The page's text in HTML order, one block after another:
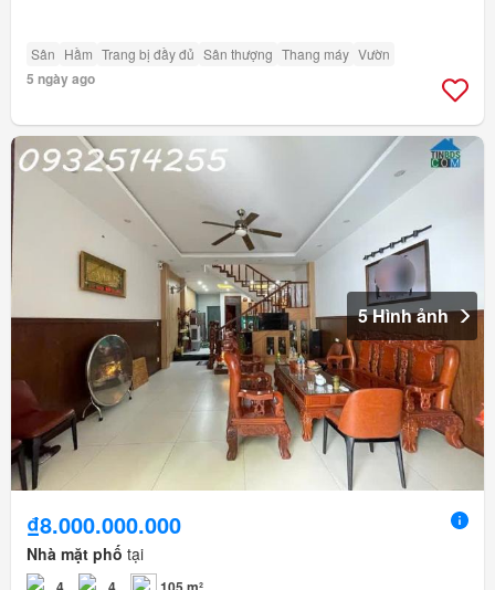
Sân Hầm Trang bị đầy đủ Sân thượng Thang máy Vườn
5 ngày ago
5 Hình ảnh
₫8.000.000.000
Nhà mặt phố tại